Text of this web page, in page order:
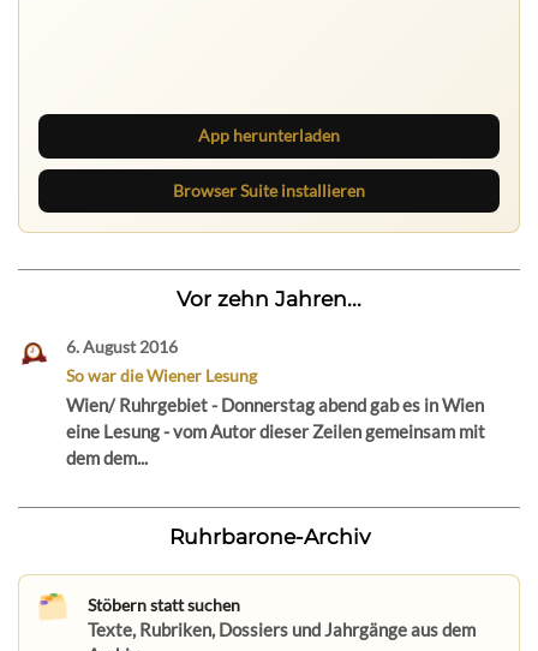
App herunterladen
Browser Suite installieren
Vor zehn Jahren...
6. August 2016
So war die Wiener Lesung
Wien/ Ruhrgebiet - Donnerstag abend gab es in Wien
eine Lesung - vom Autor dieser Zeilen gemeinsam mit
dem dem...
Ruhrbarone-Archiv
Stöbern statt suchen
Texte, Rubriken, Dossiers und Jahrgänge aus dem